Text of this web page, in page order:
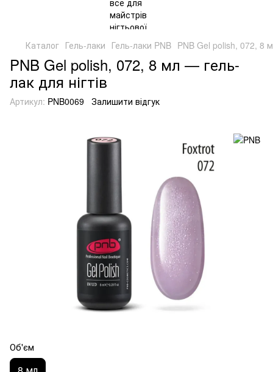
Каталог Гель-лаки Гель-лаки PNB PNB Gel polish, 072, 8
PNB Gel polish, 072, 8 мл — гель-
лак для нігтів
Артикул: PNB0069 Залишити відгук
Об'єм